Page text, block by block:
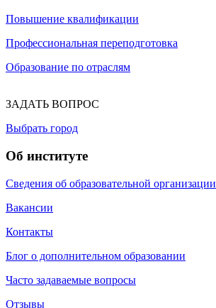
Повышение квалификации
Профессиональная переподготовка
Образование по отраслям
ЗАДАТЬ ВОПРОС
Выбрать город
Об институте
Сведения об образовательной организации
Вакансии
Контакты
Блог о дополнительном образовании
Часто задаваемые вопросы
Отзывы